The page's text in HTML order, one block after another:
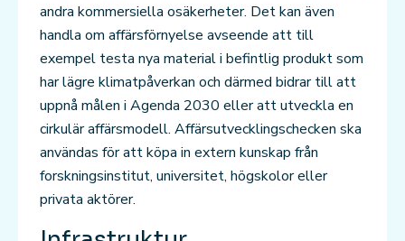
andra kommersiella osäkerheter. Det kan även
handla om affärsförnyelse avseende att till
exempel testa nya material i befintlig produkt som
har lägre klimatpåverkan och därmed bidrar till att
uppnå målen i Agenda 2030 eller att utveckla en
cirkulär affärsmodell. Affärsutvecklingschecken ska
användas för att köpa in extern kunskap från
forskningsinstitut, universitet, högskolor eller
privata aktörer.